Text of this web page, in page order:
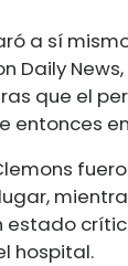
a sí
Daily
que el
entonces
estado
hospital.